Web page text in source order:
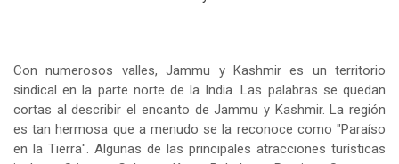
Con numerosos valles, Jammu y Kashmir es un territorio
sindical en la parte norte de la India. Las palabras se quedan
cortas al describir el encanto de Jammu y Kashmir. La región
es tan hermosa que a menudo se la reconoce como "Paraíso
en la Tierra". Algunas de las principales atracciones turísticas